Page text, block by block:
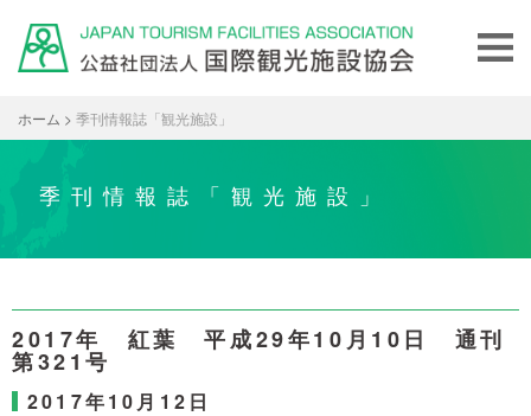
ホーム > 季刊情報誌「観光施設」
季刊情報誌「観光施設」
2017年 紅葉 平成29年10月10日 通刊
第321号
2017年10月12日